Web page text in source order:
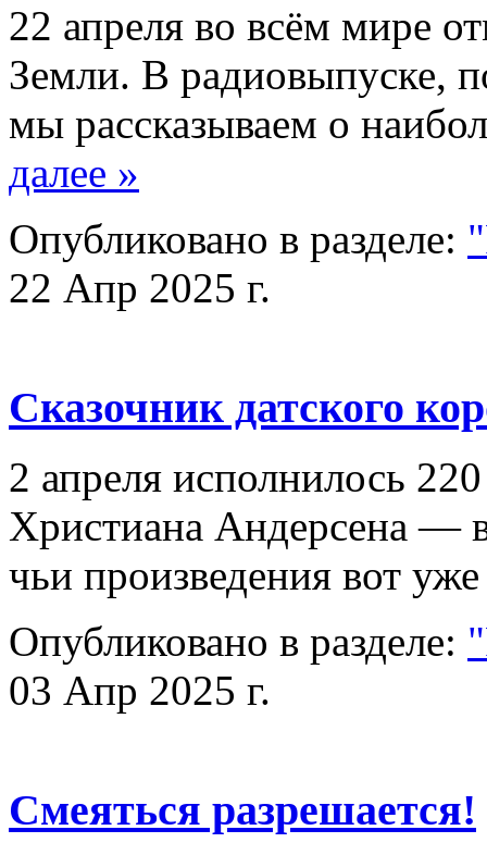
22 апреля во всём мире
Земли. В радиовыпуске,
мы рассказываем о
далее »
Опубликовано в разделе:
22 Апр 2025 г.
Сказочник датского
2 апреля исполнилось
Христиана Андерсена —
чьи произведения вот
Опубликовано в разделе:
03 Апр 2025 г.
Смеяться разрешается!